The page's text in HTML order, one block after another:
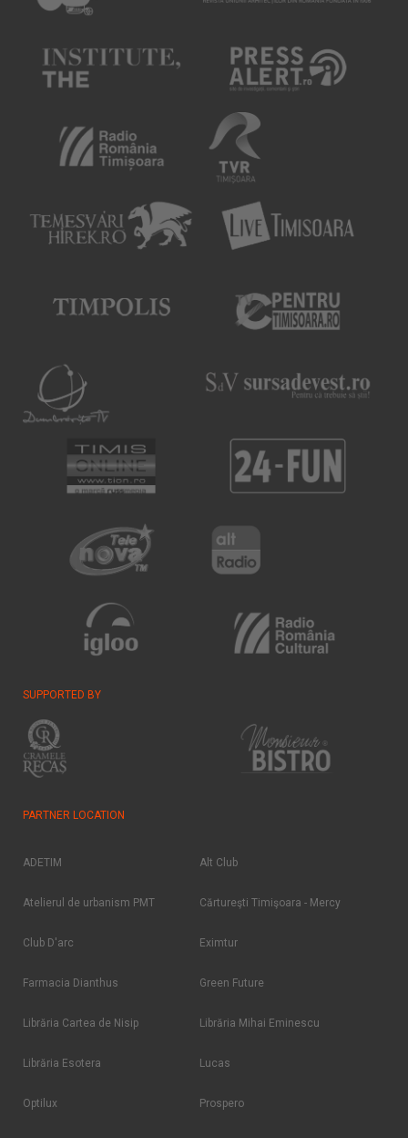
SUPPORTED BY
PARTNER LOCATION
ADETIM Alt Club
Atelierul de urbanism PMT Cărtureşti Timişoara - Mercy
Club D'arc Eximtur
Farmacia Dianthus Green Future
Librăria Cartea de Nisip Librăria Mihai Eminescu
Librăria Esotera Lucas
Optilux Prospero